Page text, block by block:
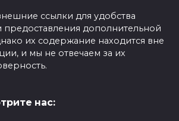
ссылки для удобства
предоставления дополнительной
их содержание находится вне
и мы не отвечаем за их
нас: